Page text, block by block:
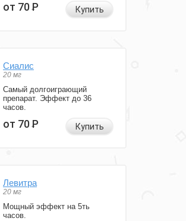
от 70Р Купить
Сиалис
20 мг
Самый долгоиграющий
препарат. Эффект до 36
часов.
от 70Р Купить
Левитра
20 мг
Мощный эффект на 5ть
часов.